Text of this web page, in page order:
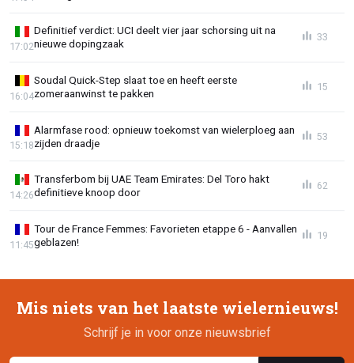
Definitief verdict: UCI deelt vier jaar schorsing uit na
nieuwe dopingzaak
17:02
33
Soudal Quick-Step slaat toe en heeft eerste
zomeraanwinst te pakken
16:04
15
Alarmfase rood: opnieuw toekomst van wielerploeg aan
zijden draadje
15:18
53
Transferbom bij UAE Team Emirates: Del Toro hakt
definitieve knoop door
14:26
62
Tour de France Femmes: Favorieten etappe 6 - Aanvallen
geblazen!
11:45
19
Mis niets van het laatste wielernieuws!
Schrijf je in voor onze nieuwsbrief